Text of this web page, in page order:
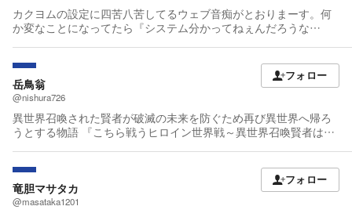
カクヨムの設定に四苦八苦してるウェブ音痴がとおりまーす。何
か変なことになってたら『システム分かってねぇんだろうな
岳鳥翁
@nishura726
異世界召喚された賢者が破滅の未来を防ぐため再び異世界へ帰ろ
うとする物語 『こちら戦うヒロイン世界戦～異世界召喚賢者は破
『転生した空間魔法使いは正体隠して目立ちたい！～それ俺です
とは言いません～』 3000万PV感謝！ 過去日間週間月間年間で1位
感謝！ 初めまして、岳鳥翁といいます。 よろしくお願いします。
フォロー
竜胆マサタカ
@masataka1201
フォロー